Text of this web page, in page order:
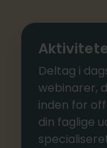
Deltag i
webinarer,
inden for
din faglige